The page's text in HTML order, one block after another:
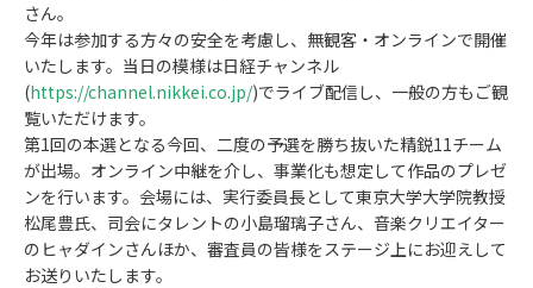
さん。
今年は参加する方々の安全を考慮し、無観客・オンラインで開催
いたします。当日の模様は日経チャンネル
(https://channel.nikkei.co.jp/)でライブ配信し、一般の方もご観
覧いただけます。
第1回の本選となる今回、二度の予選を勝ち抜いた精鋭11チーム
が出場。オンライン中継を介し、事業化も想定して作品のプレゼ
ンを行います。会場には、実行委員長として東京大学大学院教授
松尾豊氏、司会にタレントの小島瑠璃子さん、音楽クリエイター
のヒャダインさんほか、審査員の皆様をステージ上にお迎えして
お送りいたします。